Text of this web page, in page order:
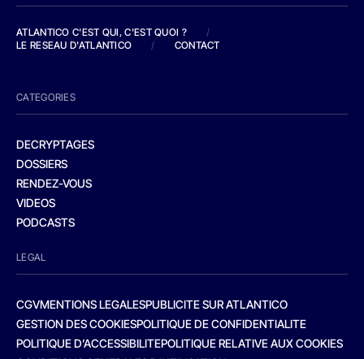
ATLANTICO C'EST QUI, C'EST QUOI ?
/
LE RESEAU D'ATLANTICO
/ CONTACT
CATEGORIES
DECRYPTAGES
DOSSIERS
RENDEZ-VOUS
VIDEOS
PODCASTS
LEGAL
CGVMENTIONS LEGALESPUBLICITE SUR ATLANTICO
GESTION DES COOKIESPOLITIQUE DE CONFIDENTIALITE
POLITIQUE D’ACCESSIBILITEPOLITIQUE RELATIVE AUX COOKIES